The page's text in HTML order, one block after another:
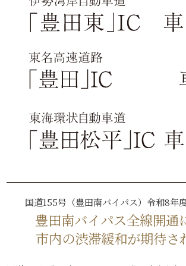
国道155号（豊田南バイパス）令和8年
豊田南バイパス全線開通
市内の渋滞緩和が期待さ